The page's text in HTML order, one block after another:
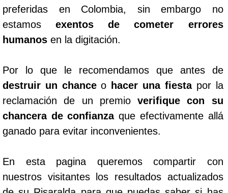
preferidas en Colombia, sin embargo no
estamosexentos de cometer errores
humanos en la digitación.
Por lo que le recomendamos que antes de
destruir un chanceo hacer una fiestapor la
reclamación de un premioverifique con su
chancera de confianzaque efectivamente allá
ganado para evitar inconvenientes.
En esta pagina queremos compartir con
nuestros visitantes los resultados actualizados